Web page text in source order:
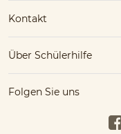
Kontakt
Über Schülerhilfe
Folgen Sie uns